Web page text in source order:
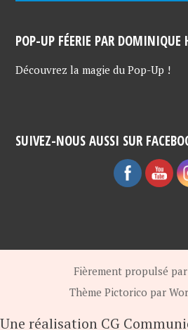
POP-UP FÉERIE PAR DOMINIQUE
Découvrez la magie du Pop-Up !
SUIVEZ-NOUS AUSSI SUR
Fièrement propulsé
Thème Pictorico par
Une réalisation CG